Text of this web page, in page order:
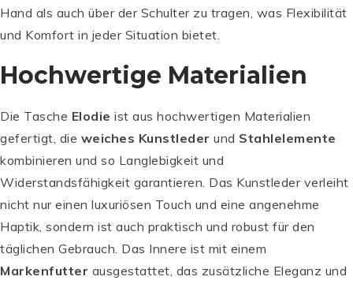
Hand als auch über der Schulter zu tragen, was Flexibilität
und Komfort in jeder Situation bietet.
Hochwertige Materialien
Die Tasche Elodie ist aus hochwertigen Materialien
gefertigt, die weiches Kunstleder und Stahlelemente
kombinieren und so Langlebigkeit und
Widerstandsfähigkeit garantieren. Das Kunstleder verleiht
nicht nur einen luxuriösen Touch und eine angenehme
Haptik, sondern ist auch praktisch und robust für den
täglichen Gebrauch. Das Innere ist mit einem
Markenfutter ausgestattet, das zusätzliche Eleganz und